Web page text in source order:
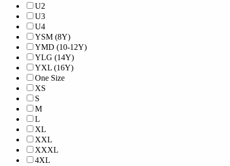
U2
U3
U4
YSM (8Y)
YMD (10-12Y)
YLG (14Y)
YXL (16Y)
One Size
XS
S
M
L
XL
XXL
XXXL
4XL